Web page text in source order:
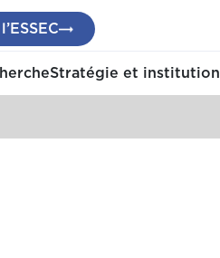
Stratégie et institution